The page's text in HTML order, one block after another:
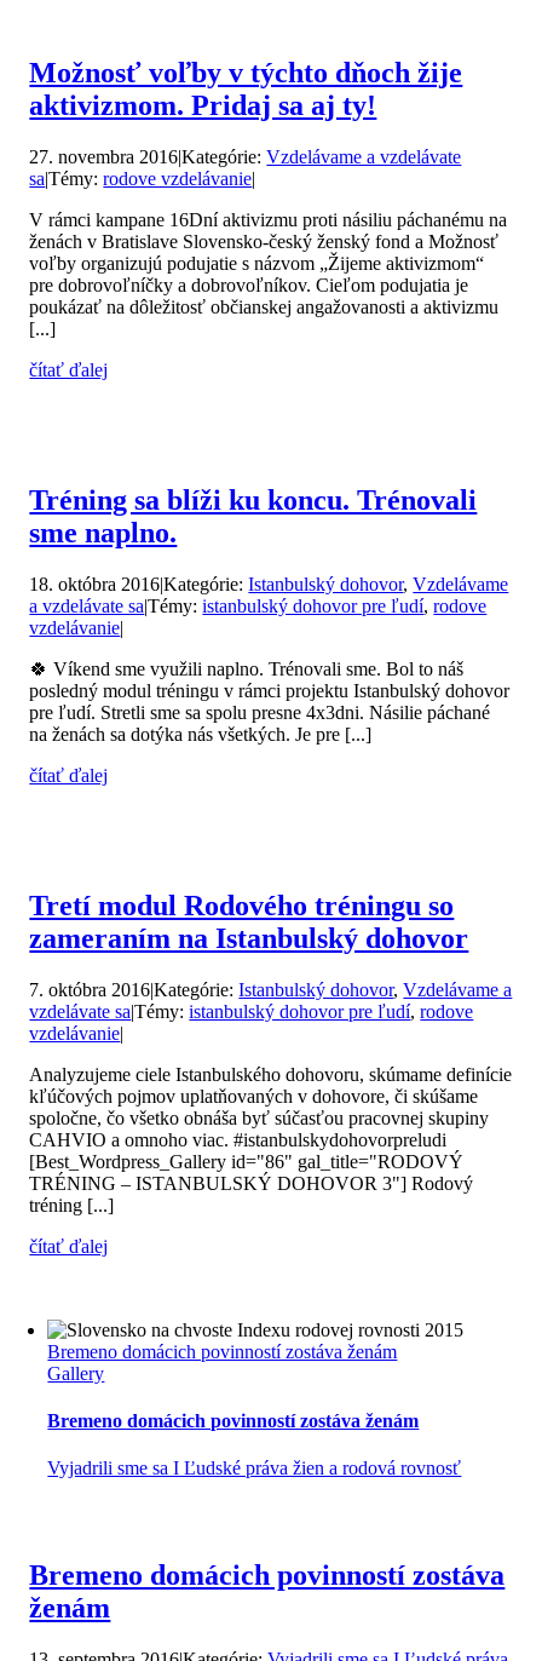
Možnosť voľby v týchto dňoch žije
aktivizmom. Pridaj sa aj ty!
27. novembra 2016|Kategórie:Vzdelávame a vzdelávate
sa|Témy:rodove vzdelávanie|
V rámci kampane 16Dní aktivizmu proti násiliu páchanému na
ženách v Bratislave Slovensko-český ženský fond a Možnosť
voľby organizujú podujatie s názvom „Žijeme aktivizmom“
pre dobrovoľníčky a dobrovoľníkov. Cieľom podujatia je
poukázať na dôležitosť občianskej angažovanosti a aktivizmu
[...]
čítať ďalej
Tréning sa blíži ku koncu. Trénovali
sme naplno.
18. októbra 2016|Kategórie:Istanbulský dohovor,Vzdelávame
a vzdelávate sa|Témy:istanbulský dohovor pre ľudí,rodove
vzdelávanie|
🍀 Víkend sme využili naplno. Trénovali sme. Bol to náš
posledný modul tréningu v rámci projektu Istanbulský dohovor
pre ľudí. Stretli sme sa spolu presne 4x3dni. Násilie páchané
na ženách sa dotýka nás všetkých. Je pre [...]
čítať ďalej
Tretí modul Rodového tréningu so
zameraním na Istanbulský dohovor
7. októbra 2016|Kategórie:Istanbulský dohovor,Vzdelávame a
vzdelávate sa|Témy:istanbulský dohovor pre ľudí,rodove
vzdelávanie|
Analyzujeme ciele Istanbulského dohovoru, skúmame definície
kľúčových pojmov uplatňovaných v dohovore, či skúšame
spoločne, čo všetko obnáša byť súčasťou pracovnej skupiny
CAHVIO a omnoho viac. #istanbulskydohovorpreludi
[Best_Wordpress_Gallery id="86" gal_title="RODOVÝ
TRÉNING – ISTANBULSKÝ DOHOVOR 3"] Rodový
tréning [...]
čítať ďalej
Bremeno domácich povinností zostáva ženám
Gallery
Bremeno domácich povinností zostáva ženám
Vyjadrili sme sa I Ľudské práva žien a rodová rovnosť
Bremeno domácich povinností zostáva
ženám